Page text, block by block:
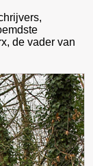
de vader van